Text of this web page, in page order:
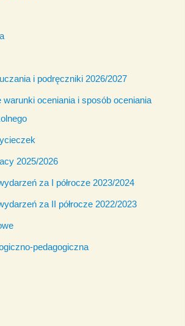
i podręczniki 2026/2027
warunki oceniania i sposób oceniania
2025/2026
za I półrocze 2023/2024
za II półrocze 2022/2023
pedagogiczna